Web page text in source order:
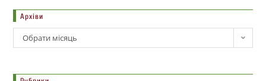
Архіви
Обрати місяць